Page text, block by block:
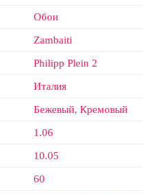
Обои
Zambaiti
Philipp Plein 2
Италия
Бежевый, Кремовый
1.06
10.05
60